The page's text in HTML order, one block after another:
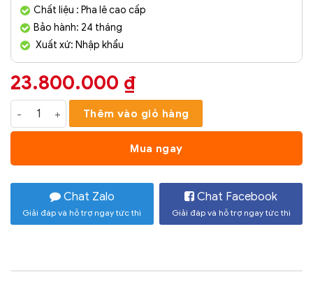
Chất liệu : Pha lê cao cấp
Bảo hành: 24 tháng
Xuất xứ: Nhập khẩu
23.800.000 ₫
Đèn Thông Tầng Hiện Đại SB12-HĐ số lượng
Thêm vào giỏ hàng
Mua ngay
Chat Zalo
Giải đáp và hỗ trợ ngay tức thì
Chat Facebook
Giải đáp và hỗ trợ ngay tức thì